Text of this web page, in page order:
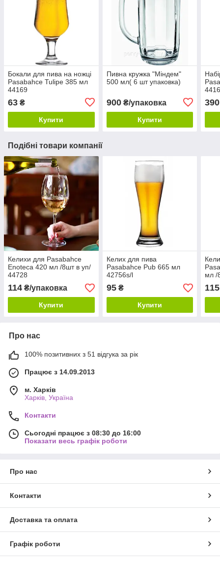
Бокали для пива на ножці
Pasabahce Tulipe 385 мл
44169
63 ₴
Купити
Пивна кружка "Міндем"
500 мл( 6 шт упаковка)
900₴/упаковка
Купити
390
Подібні товари компанії
Келихи для Pasabahce
Enoteca 420 мл /8шт в уп/
44728
114 ₴/упаковка
Купити
Келих для пива
Pasabahce Pub 665 мл
42756s/l
95₴
Купити
мл /
115
Про нас
100% позитивних з 51 відгука за рік
Працює з 14.09.2013
м. Харків
Харків, Україна
Контакти
Сьогодні працює з 08:30 до 16:00
Показати весь графік роботи
Про нас
Контакти
Доставка та оплата
Графік роботи